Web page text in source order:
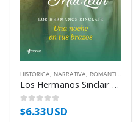
HISTÓRICA, NARRATIVA, ROMÁNTICA
Los Hermanos Sinclair 02 – Una Noche En – Maclean Julianne
0out of 5
$6.33USD